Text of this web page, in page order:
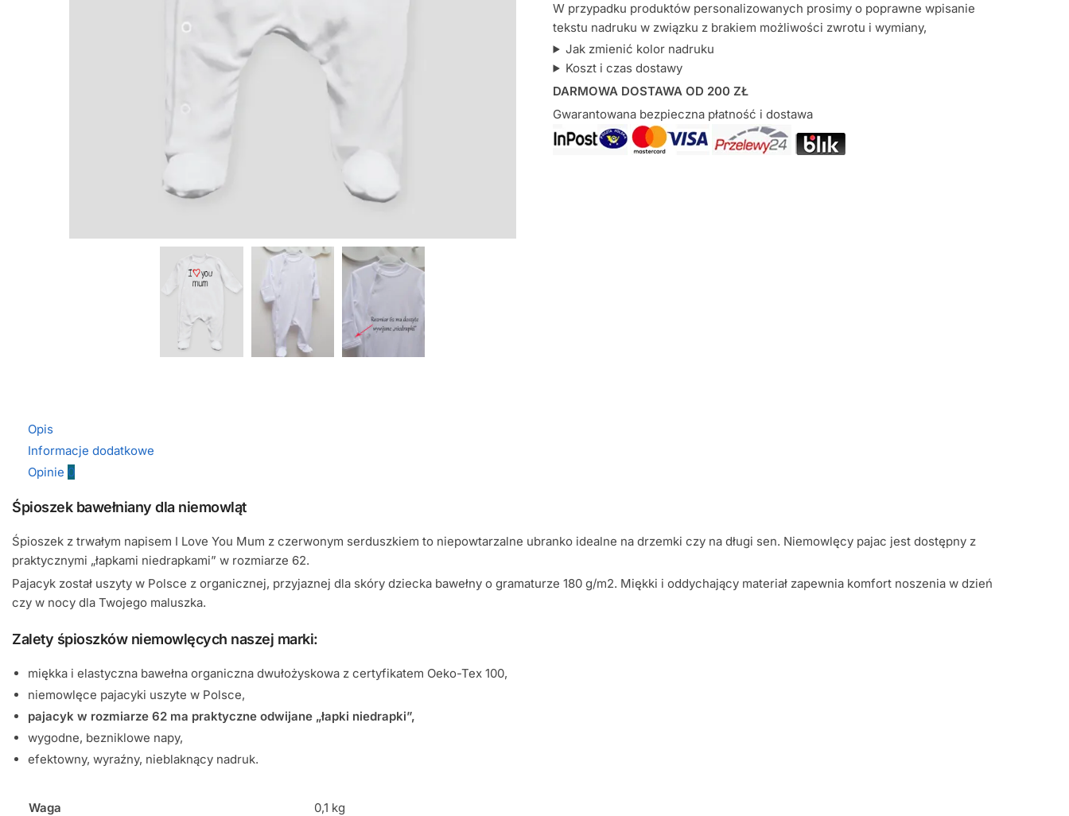
W przypadku produktów personalizowanych prosimy o poprawne wpisanie
tekstu nadruku w związku z brakiem możliwości zwrotu i wymiany,
Jak zmienić kolor nadruku
Koszt i czas dostawy
DARMOWA DOSTAWA OD 200 ZŁ
Gwarantowana bezpieczna płatność i dostawa
Opis
Informacje dodatkowe
Opinie 0
Śpioszek bawełniany dla niemowląt
Śpioszek z trwałym napisem I Love You Mum z czerwonym serduszkiem to niepowtarzalne ubranko idealne na drzemki czy na długi sen. Niemowlęcy pajac jest dostępny z
praktycznymi „łapkami niedrapkami” w rozmiarze 62.
Pajacyk został uszyty w Polsce z organicznej, przyjaznej dla skóry dziecka bawełny o gramaturze 180 g/m2. Miękki i oddychający materiał zapewnia komfort noszenia w dzień
czy w nocy dla Twojego maluszka.
Zalety śpioszków niemowlęcych naszej marki:
miękka i elastyczna bawełna organiczna dwułożyskowa z certyfikatem Oeko-Tex 100,
niemowlęce pajacyki uszyte w Polsce,
pajacyk w rozmiarze 62 ma praktyczne odwijane „łapki niedrapki”,
wygodne, bezniklowe napy,
efektowny, wyraźny, nieblaknący nadruk.
Waga 0,1 kg